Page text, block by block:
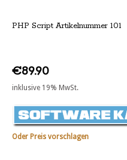
PHP Script Artikelnummer 101
€89.90
inklusive 19% MwSt.
Oder Preis vorschlagen